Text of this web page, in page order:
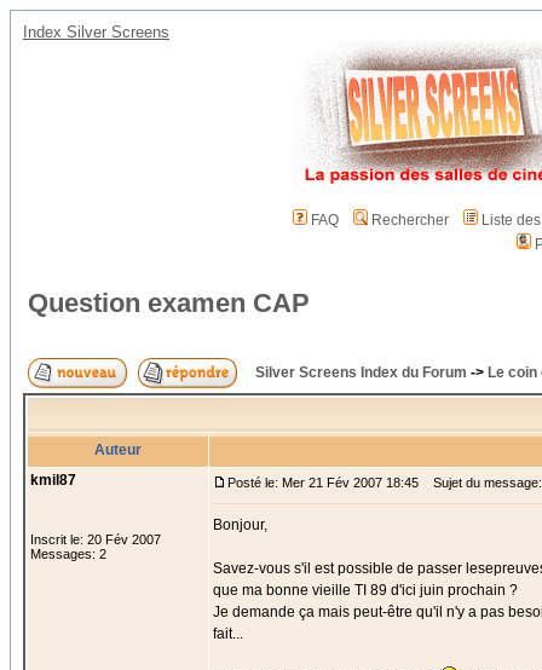
Index Silver Screens
FAQ Rechercher
Liste
Question examen CAP
Silver Screens Index du Forum -> Le
Auteur
kmil87
Inscrit le: 20 Fév 2007
Messages: 2
Posté le: Mer 21 Fév 2007 18:45 Sujet du
Bonjour,
Savez-vous s'il est possible de passer
que ma bonne vieille TI 89 d'ici juin prochain ?
Je demande ça mais peut-être qu'il n'y a pas
fait...